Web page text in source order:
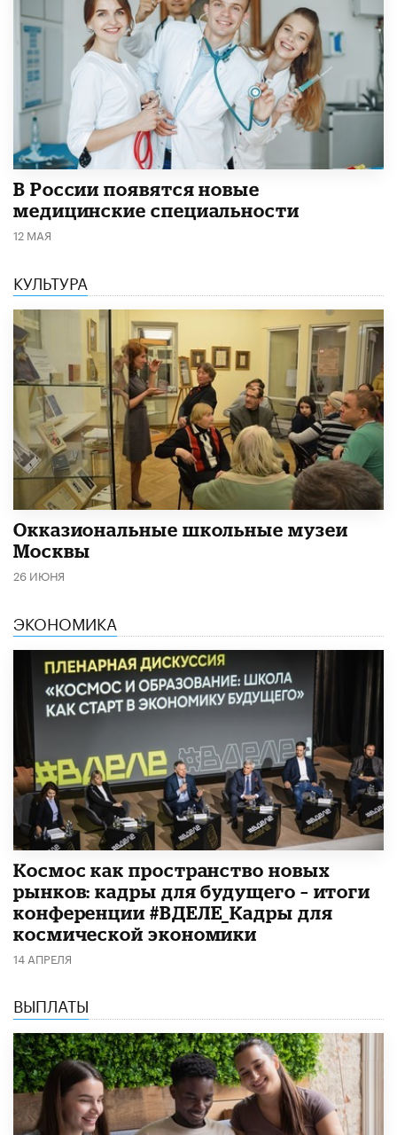
В России появятся новые
медицинские специальности
12 МАЯ
КУЛЬТУРА
​Окказиональные школьные музеи
Москвы
26 ИЮНЯ
ЭКОНОМИКА
Космос как пространство новых
рынков: кадры для будущего – итоги
конференции #ВДЕЛЕ_Кадры для
космической экономики
14 АПРЕЛЯ
ВЫПЛАТЫ